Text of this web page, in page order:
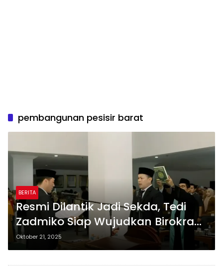
pembangunan pesisir barat
BERITA
Resmi Dilantik Jadi Sekda, Tedi
Zadmiko Siap Wujudkan Birokrasi
Melayani di Pesisir Barat
Oktober 21, 2025